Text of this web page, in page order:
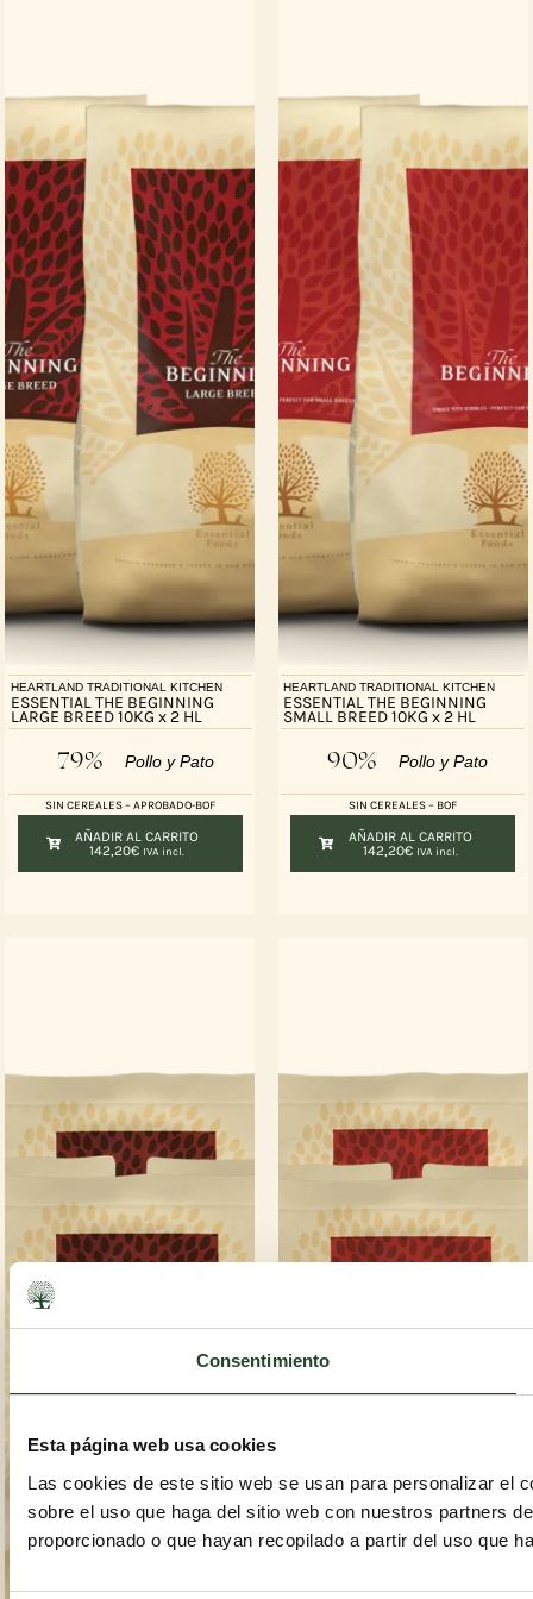
Consentimiento
Esta página web usa cookies
Las cookies de este sitio web se usan para personalizar el
sobre el uso que haga del sitio web con nuestros partners
proporcionado o que hayan recopilado a partir del uso que
HEARTLAND TRADITIONAL KITCHEN
ESSENTIAL THE BEGINNING
LARGE BREED 10KG x 2 HL
79% Pollo y Pato
SIN CEREALES – APROBADO-BOF
AÑADIR AL CARRITO
142,20€ IVA incl.
HEARTLAND TRADITIONAL KITCHEN
ESSENTIAL THE BEGINNING
SMALL BREED 10KG x 2 HL
90% Pollo y Pato
SIN CEREALES – BOF
AÑADIR AL CARRITO
142,20€ IVA incl.